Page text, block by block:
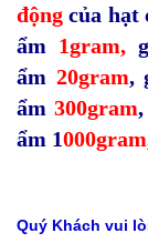
độngcủa hạt
ẩm 1gram,
ẩm 20gram,
ẩm300gram,
ẩm 1000gram
Quý Khách vui